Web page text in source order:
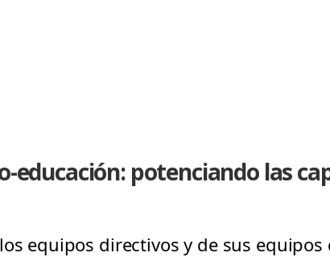
educación: potenciando las
equipos directivos y de sus equipos